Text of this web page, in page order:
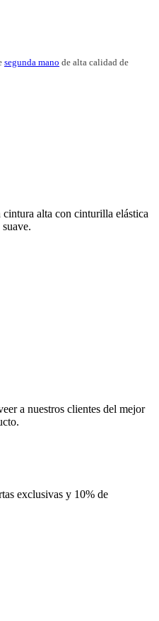
segunda mano de alta calidad de
alta con cinturilla elástica
a nuestros clientes del mejor
exclusivas y 10% de